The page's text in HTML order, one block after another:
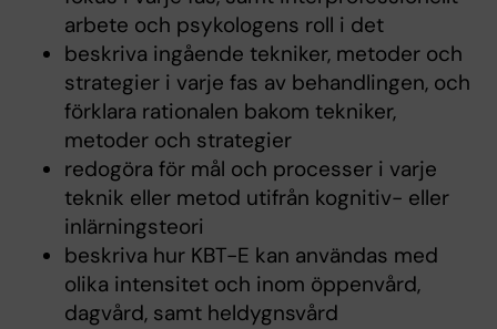
arbete och psykologens roll i det
beskriva ingående tekniker, metoder och
strategier i varje fas av behandlingen, och
förklara rationalen bakom tekniker,
metoder och strategier
redogöra för mål och processer i varje
teknik eller metod utifrån kognitiv- eller
inlärningsteori
beskriva hur KBT-E kan användas med
olika intensitet och inom öppenvård,
dagvård, samt heldygnsvård